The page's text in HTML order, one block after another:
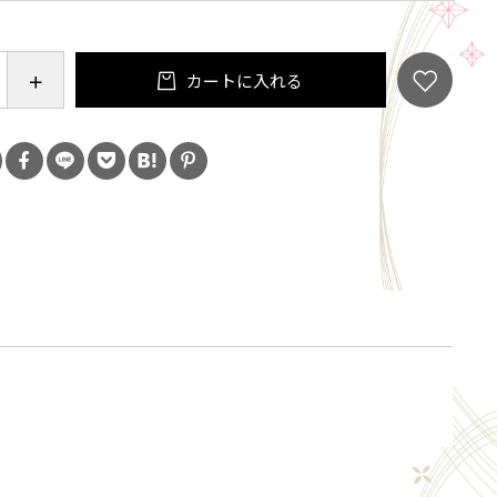
約５０回使用出来ます。※ご使用になる前に、中蓋
等で取り外してから、お使いください。
類や使用度・設置環境等の違いにより、多少効果が
座います。ご了承下さい。
高温多湿を避け、子供などの手の届かない場所に保
以外に使用しないでください。弊社では責を負いか
燥した後、衣類に粉末が付着している場合は払い落
カートに入れる